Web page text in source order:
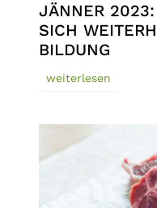
JÄNNER
SICH
BILDUNG
weiterlesen